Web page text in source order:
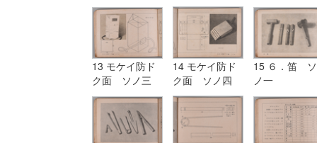
13 モケイ防ド
ク面 ソノ三
14 モケイ防ド
ク面 ソノ四
15 ６．笛 ソ
ノ一